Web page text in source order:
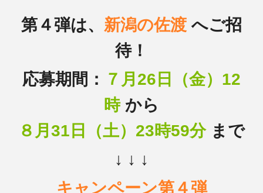
第４弾は、 新潟の佐渡 へご招
待！
応募期間： ７月26日（金）12
時から
８月31日（土）23時59分まで
↓ ↓ ↓
キャンペーン第４弾